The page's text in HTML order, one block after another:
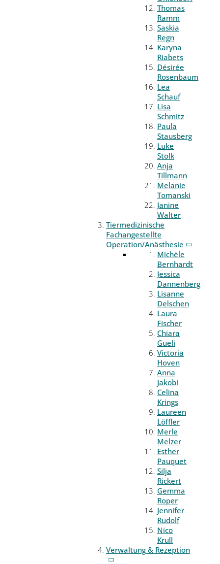
Thomas
Ramm
Saskia
Regn
Karyna
Riabets
Désirée
Rosenbaum
Lea
Schauf
Lisa
Schmitz
Paula
Stausberg
Luke
Stolk
Anja
Tillmann
Melanie
Tomanski
Janine
Walter
Tiermedizinische
Fachangestellte
Operation/Anästhesie
Michèle
Bernhardt
Jessica
Dannenberg
Lisanne
Delschen
Laura
Fischer
Chiara
Gueli
Victoria
Hoven
Anna
Jakobi
Celina
Krings
Laureen
Löffler
Merle
Melzer
Esther
Pauquet
Silja
Rickert
Gemma
Roper
Jennifer
Rudolf
Nico
Krull
Verwaltung & Rezeption